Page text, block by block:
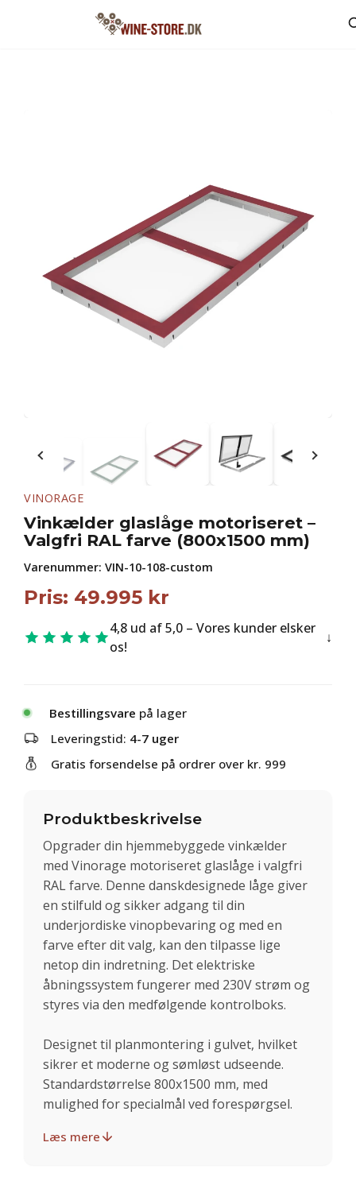
VINORAGE
Vinkælder glaslåge motoriseret –
Valgfri RAL farve (800x1500 mm)
Varenummer: VIN-10-108-custom
Pris: 49.995 kr
4,8 ud af 5,0 – Vores kunder elsker
os!
Bestillingsvare på lager
Leveringstid: 4-7 uger
Gratis forsendelse på ordrer over kr. 999
Produktbeskrivelse
Opgrader din hjemmebyggede vinkælder
med Vinorage motoriseret glaslåge i valgfri
RAL farve. Denne danskdesignede låge giver
en stilfuld og sikker adgang til din
underjordiske vinopbevaring og med en
farve efter dit valg, kan den tilpasse lige
netop din indretning. Det elektriske
åbningssystem fungerer med 230V strøm og
styres via den medfølgende kontrolboks.
Designet til planmontering i gulvet, hvilket
sikrer et moderne og sømløst udseende.
Standardstørrelse 800x1500 mm, med
mulighed for specialmål ved forespørgsel.
Læs mere